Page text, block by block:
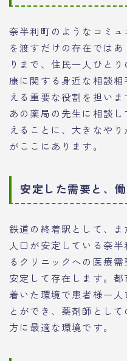
奈半利町のようなコミ
を渡すだけの存在では
りまで、住民一人ひと
康に関する身近な相談
える重要な役割を担い
あの薬局の先生に相談
えることに、大きなや
がここにあります。
安定した需要と、
鉄道の終着駅として、ま
人口が安定している奈
るクリニックへの医療
安定して存在します。
着いた環境で患者様一
とができ、薬剤師とし
方に最適な環境です。